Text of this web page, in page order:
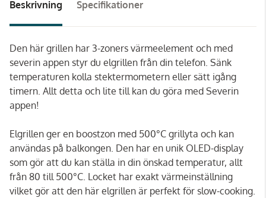
Beskrivning Specifikationer
Den här grillen har 3-zoners värmeelement och med
severin appen styr du elgrillen från din telefon. Sänk
temperaturen kolla stektermometern eller sätt igång
timern. Allt detta och lite till kan du göra med Severin
appen!
Elgrillen ger en boostzon med 500°C grillyta och kan
användas på balkongen. Den har en unik OLED-display
som gör att du kan ställa in din önskad temperatur, allt
från 80 till 500°C. Locket har exakt värmeinställning
vilket gör att den här elgrillen är perfekt för slow-cooking.